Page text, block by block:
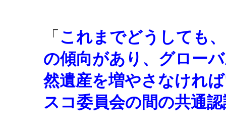
「 これまでどうしても
の傾向があり、グロー
然遺産を増やさなけれ
スコ委員会の間の共通